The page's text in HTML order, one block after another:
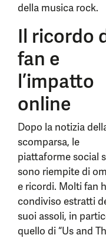
della musica rock.
Il ricordo
fan e
l’impatto
online
Dopo la notizia
scomparsa, le
piattaforme social
sono riempite di
e ricordi. Molti fan
condiviso estratti
suoi assoli, in
quello di “Us and